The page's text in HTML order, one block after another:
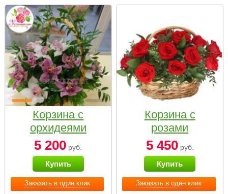
Заказать в один клик
Корзина с
орхидеями
малая
5 200 руб.
Купить
Заказать в один клик
Корзина с
розами
«Красный
Париж»
5 450руб.
Купить